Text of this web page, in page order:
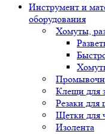
Инструмент и
оборудования
Хомуты,
Клещи для
Резаки для
Щетки для
Изолента